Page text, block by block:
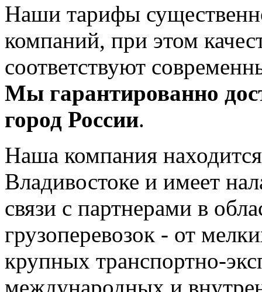
Наши тарифы
компаний, при этом
соответствуют
Мы гарантированно
город России.
Наша компания
Владивостоке и имеет
связи с партнерами в
грузоперевозок - от
крупных транспортно-
международных и